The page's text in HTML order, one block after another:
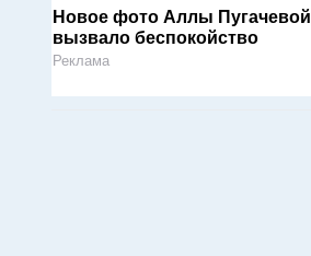
Новое фото Аллы Пугачевой
вызвало беспокойство
Реклама